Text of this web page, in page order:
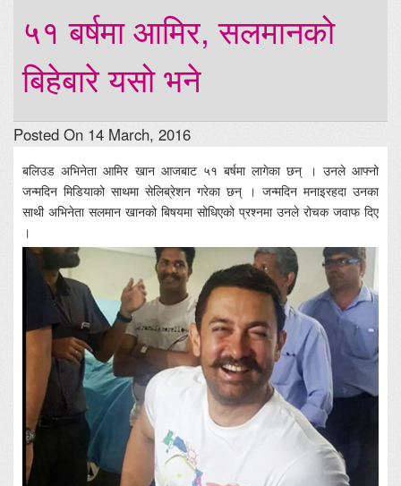
५१ बर्षमा आमिर, सलमानको
बिहेबारे यसो भने
Posted On 14 March, 2016
बलिउड अभिनेता आमिर खान आजबाट ५१ बर्षमा लागेका छन् । उनले आफ्नो
जन्मदिन मिडियाको साथमा सेलिब्रेशन गरेका छन् । जन्मदिन मनाइरहदा उनका
साथी अभिनेता सलमान खानको बिषयमा सोधिएको प्रश्नमा उनले रोचक जवाफ दिए
।